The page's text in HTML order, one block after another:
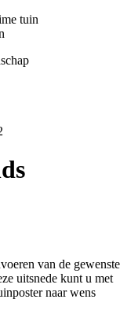
van de gewenste
uitsnede kunt u met
naar wens